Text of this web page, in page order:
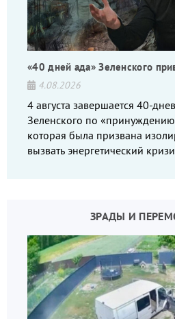
«40 дней ада» Зеленского
4.08.2026
4 августа завершается 40-
Зеленского по
которая была призвана
вызвать энергетический
ЗРАДЫ И